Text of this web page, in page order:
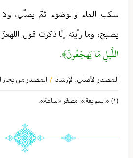
سكب الماء والوضوء ثمّ يصلّي،
يصبح، وما رأيته إلّا ذكرت قول
اللَّيلِ مَا يَهجَعُونَ﴾.
المصدر الأصلي: الإرشاد / المصدر من بحار
(١) «السویعة»: مصغّر «ساعة».